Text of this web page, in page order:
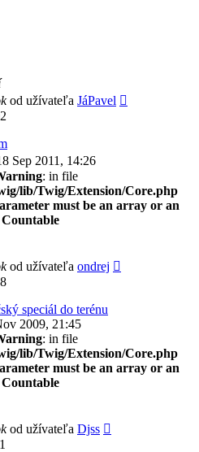
od užívateľa JáPavel
Sep 2011, 14:26
: in file
lib/Twig/Extension/Core.php
must be an array or an
od užívateľa ondrej
speciál do terénu
2009, 21:45
: in file
lib/Twig/Extension/Core.php
must be an array or an
od užívateľa Djss